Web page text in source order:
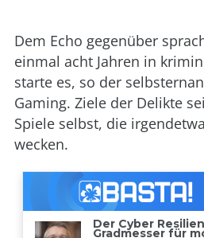
Dem Echo gegenüber
einmal acht Jahren in
starte es, so der
Gaming. Ziele der Delikte
Spiele selbst, die
wecken.